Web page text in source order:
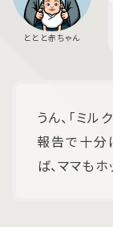
うん、「ミ
報告で十分
ば、ママもホ